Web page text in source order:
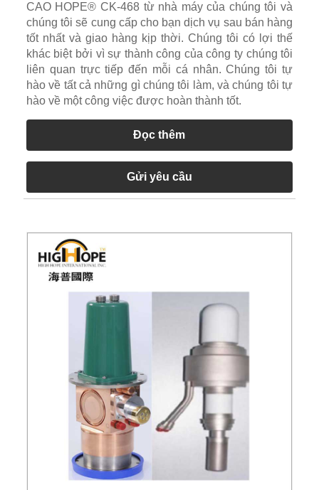
CAO HOPE® CK-468 từ nhà máy của chúng tôi và
chúng tôi sẽ cung cấp cho bạn dịch vụ sau bán hàng
tốt nhất và giao hàng kịp thời. Chúng tôi có lợi thế
khác biệt bởi vì sự thành công của công ty chúng tôi
liên quan trực tiếp đến mỗi cá nhân. Chúng tôi tự
hào về tất cả những gì chúng tôi làm, và chúng tôi tự
hào về một công việc được hoàn thành tốt.
Đọc thêm
Gửi yêu cầu